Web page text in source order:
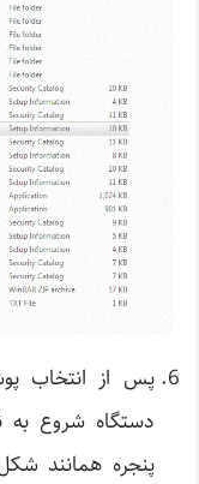
دستگاه شروع
پنجره همانند